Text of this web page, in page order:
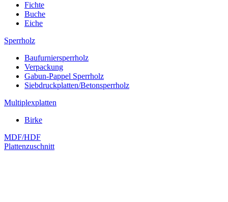
Fichte
Buche
Eiche
Sperrholz
Baufurniersperrholz
Verpackung
Gabun-Pappel Sperrholz
Siebdruckplatten/Betonsperrholz
Multiplexplatten
Birke
MDF/HDF
Plattenzuschnitt